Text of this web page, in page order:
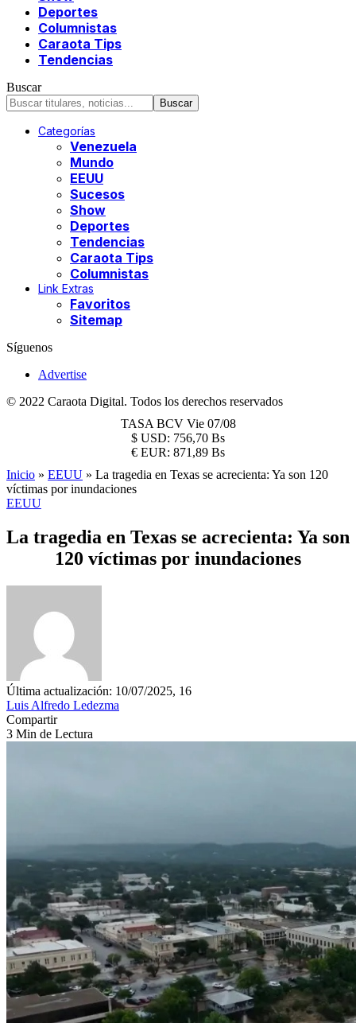
Deportes
Columnistas
Caraota Tips
Tendencias
Buscar
Categorías
Venezuela
Mundo
EEUU
Sucesos
Show
Deportes
Tendencias
Caraota Tips
Columnistas
Link Extras
Favoritos
Sitemap
Síguenos
Advertise
© 2022 Caraota Digital. Todos los derechos reservados
TASA BCV Vie 07/08
$ USD: 756,70 Bs
€ EUR: 871,89 Bs
Inicio » EEUU » La tragedia en Texas se acrecienta: Ya son 120
víctimas por inundaciones
EEUU
La tragedia en Texas se acrecienta: Ya son
120 víctimas por inundaciones
Última actualización: 10/07/2025, 16
Luis Alfredo Ledezma
Compartir
3 Min de Lectura